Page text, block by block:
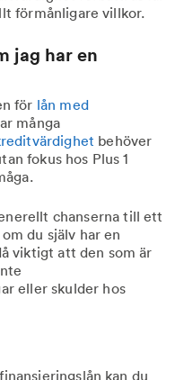
förmånligare villkor.
jag har en
för lån med
många
behöver
fokus hos Plus 1
chanserna till ett
du själv har en
viktigt att den som är
eller skulder hos
kan du